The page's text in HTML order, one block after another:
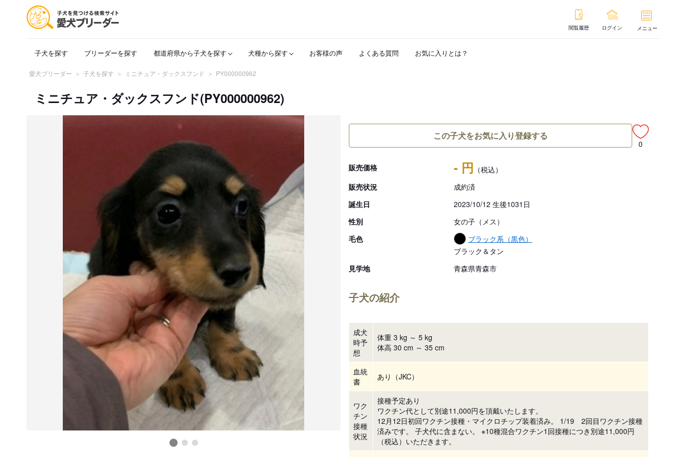
閲覧履歴 ログイン メニュー
子犬を探す ブリーダーを探す 都道府県から子犬を探す 犬種から探す お客様の声 よくある質問 お気に入りとは？
愛犬ブリーダー 子犬を探す ミニチュア・ダックスフンド PY000000962
ミニチュア・ダックスフンド(PY000000962)
この子犬をお気に入り登録する
0
販売価格 - 円 （税込）
販売状況
成約済
誕生日
2023/10/12 生後1031日
性別
女の子（メス）
毛色
ブラック系（黒色）
ブラック＆タン
見学地
青森県青森市
子犬の紹介
成犬
時予
想
体重 3 kg ～ 5 kg
体高 30 cm ～ 35 cm
血統
書
あり（JKC）
ワク
チン
接種
状況
接種予定あり
ワクチン代として別途11,000円を頂戴いたします。
12月12日初回ワクチン接種・マイクロチップ装着済み。 1/19 2回目ワクチン接種
済みです。 子犬代に含まない。 ※10種混合ワクチン1回接種につき別途11,000円
（税込）いただきます。